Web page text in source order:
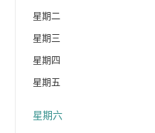
星期二
星期三
星期四
星期五
星期六